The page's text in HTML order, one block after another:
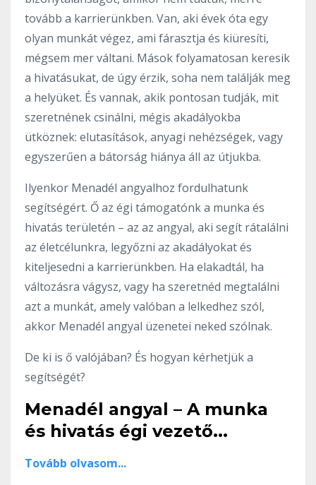
tovább a karrierünkben. Van, aki évek óta egy
olyan munkát végez, ami fárasztja és kiüresíti,
mégsem mer váltani. Mások folyamatosan keresik
a hivatásukat, de úgy érzik, soha nem találják meg
a helyüket. És vannak, akik pontosan tudják, mit
szeretnének csinálni, mégis akadályokba
ütköznek: elutasítások, anyagi nehézségek, vagy
egyszerűen a bátorság hiánya áll az útjukba.
Ilyenkor Menadél angyalhoz fordulhatunk
segítségért. Ő az égi támogatónk a munka és
hivatás területén – az az angyal, aki segít rátalálni
az életcélunkra, legyőzni az akadályokat és
kiteljesedni a karrierünkben. Ha elakadtál, ha
változásra vágysz, vagy ha szeretnéd megtalálni
azt a munkát, amely valóban a lelkedhez szól,
akkor Menadél angyal üzenetei neked szólnak.
De ki is ő valójában? És hogyan kérhetjük a
segítségét?
Menadél angyal – A munka
és hivatás égi vezető...
Tovább olvasom...